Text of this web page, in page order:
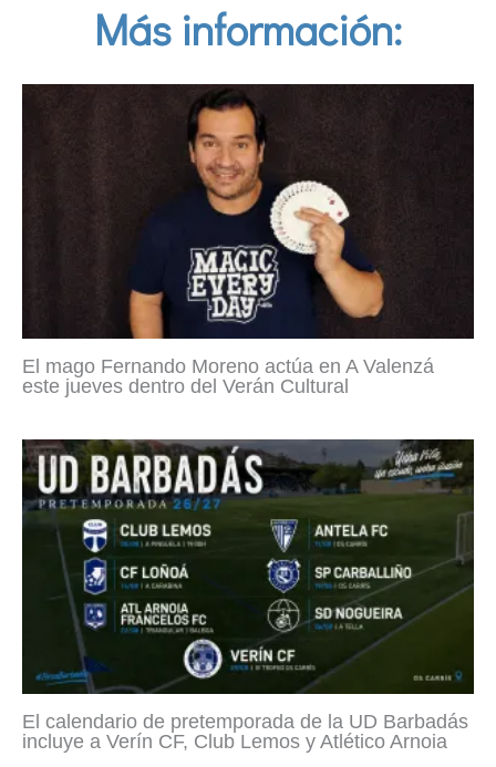
Más información:
El mago Fernando Moreno actúa en A Valenzá
este jueves dentro del Verán Cultural
El calendario de pretemporada de la UD Barbadás
incluye a Verín CF, Club Lemos y Atlético Arnoia